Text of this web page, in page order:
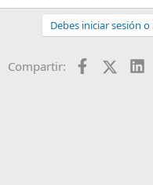
Debes iniciar sesión
Compartir: Facebook
X